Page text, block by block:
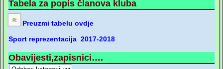
Tabela za popis članova kluba
Preuzmi tabelu ovdje
Sport reprezentacija 2017-2018
Obavijesti,zapisnici….